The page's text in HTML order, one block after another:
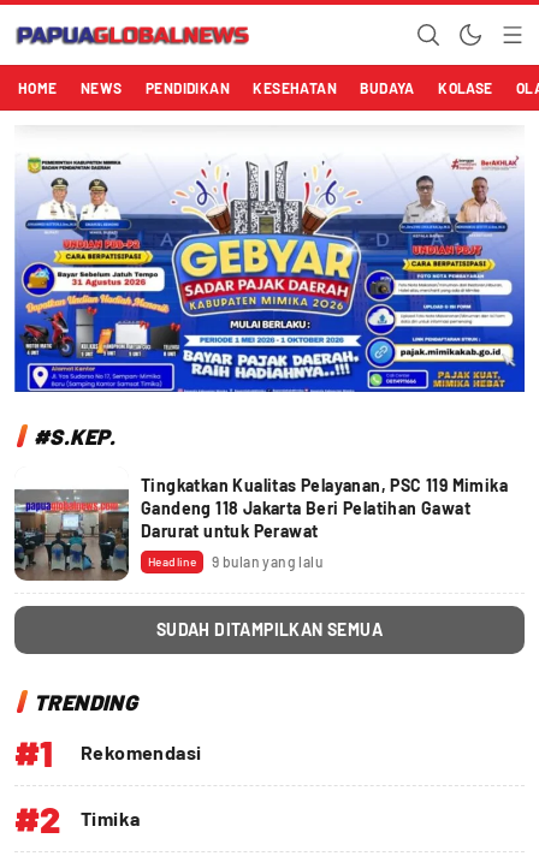
Papuaglobalnews.com
Menulis Fakta dengan Hati Bening
HOME NEWS PENDIDIKAN KESEHATAN BUDAYA KOLASE
#S.KEP.
Tingkatkan Kualitas Pelayanan, PSC 119 Mimika
Gandeng 118 Jakarta Beri Pelatihan Gawat
Darurat untuk Perawat
Headline 9 bulan yang lalu
SUDAH DITAMPILKAN SEMUA
TRENDING
#1 Rekomendasi
#2 Timika